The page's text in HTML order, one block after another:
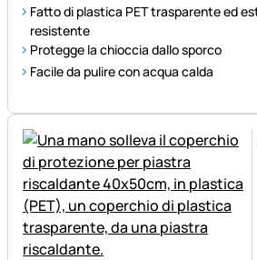
Fatto di plastica PET trasparente ed
resistente
Protegge la chioccia dallo sporco
Facile da pulire con acqua calda